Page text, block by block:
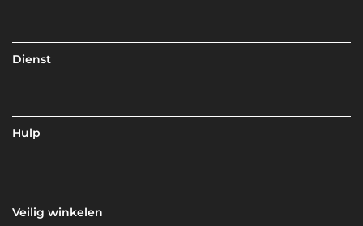
Dienst
Hulp
Veilig winkelen